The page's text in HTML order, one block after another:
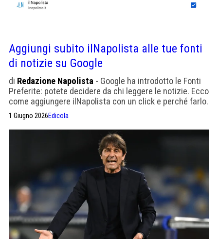
Aggiungi subito ilNapolista alle tue fonti
di notizie su Google
di Redazione Napolista - Google ha introdotto le Fonti
Preferite: potete decidere da chi leggere le notizie. Ecco
come aggiungere ilNapolista con un click e perché farlo.
1 Giugno 2026Edicola